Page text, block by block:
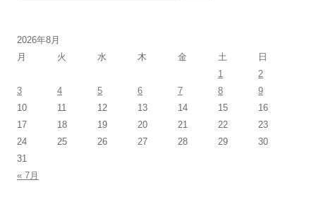
2026年8月
月
火 水 木 金 土
日
1
2
3
4 5 6 7 8
9
10
11 12 13 14 15
16
17
18 19 20 21 22
23
24
25 26 27 28 29
30
31
« 7月